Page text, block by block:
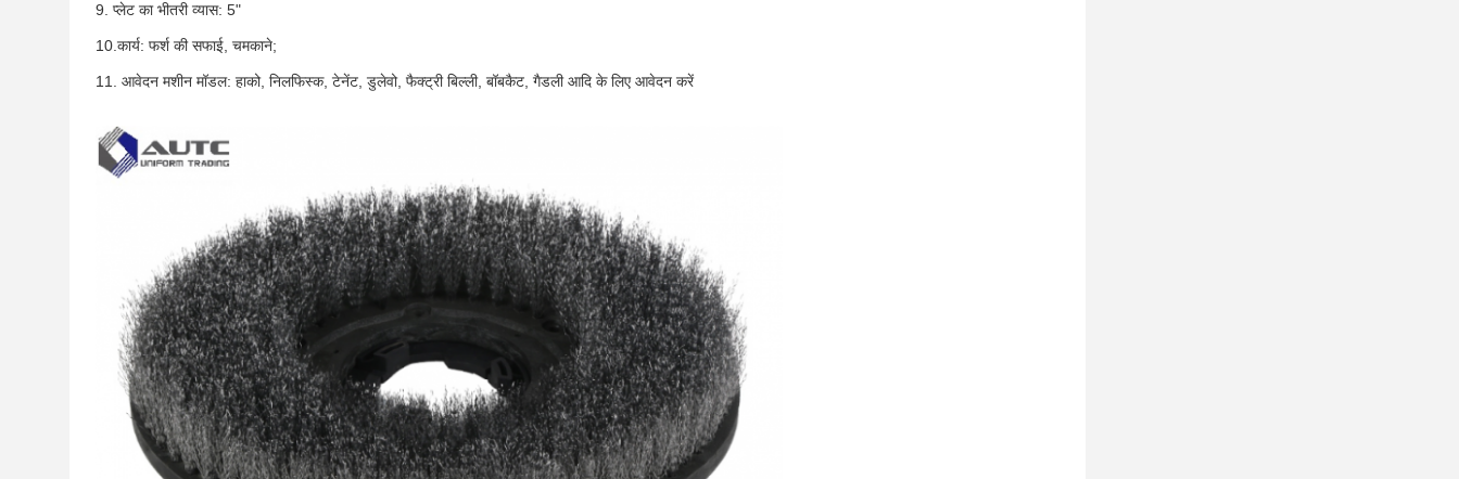
9. प्लेट का भीतरी व्यास: 5"
10.कार्य: फर्श की सफाई, चमकाने;
11. आवेदन मशीन मॉडल: हाको, निलफिस्क, टेनेंट, डुलेवो, फैक्ट्री बिल्ली, बॉबकैट, गैडली आदि के लिए आवेदन करें